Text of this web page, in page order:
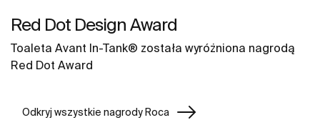
Red Dot Design Award
Toaleta Avant In-Tank® została wyróżniona nagrodą
Red Dot Award
Odkryj wszystkie nagrody Roca